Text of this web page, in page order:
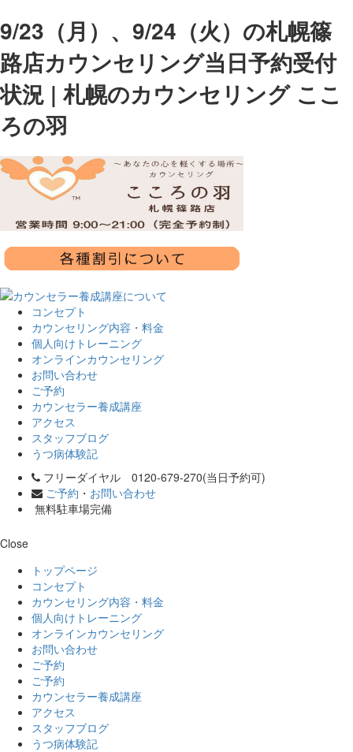
9/23（月）、9/24（火）の札幌篠
路店カウンセリング当日予約受付
状況 | 札幌のカウンセリング ここ
ろの羽
コンセプト
カウンセリング内容・料金
個人向けトレーニング
オンラインカウンセリング
お問い合わせ
ご予約
カウンセラー養成講座
アクセス
スタッフブログ
うつ病体験記
フリーダイヤル 0120-679-270(当日予約可)
ご予約 ・ お問い合わせ
無料駐車場完備
Close
トップページ
コンセプト
カウンセリング内容・料金
個人向けトレーニング
オンラインカウンセリング
お問い合わせ
ご予約
ご予約
カウンセラー養成講座
アクセス
スタッフブログ
うつ病体験記